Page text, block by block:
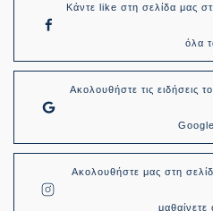
Κάντε like στη σελίδα μας
όλα
Ακολουθήστε τις
Ακολουθήστε μας στη
μαθαίνετε